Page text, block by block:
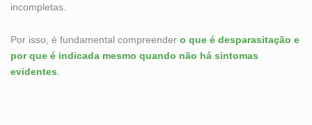
incompletas.
Por isso, é fundamental compreender o que é desparasitação e
por que é indicada mesmo quando não há sintomas
evidentes